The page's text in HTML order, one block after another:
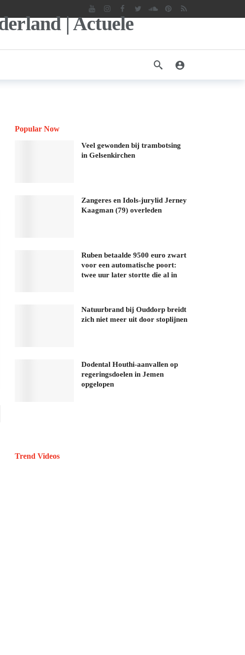
Popular Now
Veel gewonden bij trambotsing
in Gelsenkirchen
Zangeres en Idols-jurylid Jerney
Kaagman (79) overleden
Ruben betaalde 9500 euro zwart
voor een automatische poort:
twee uur later stortte die al in
Natuurbrand bij Ouddorp breidt
zich niet meer uit door stoplijnen
Dodental Houthi-aanvallen op
regeringsdoelen in Jemen
opgelopen
Trend Videos